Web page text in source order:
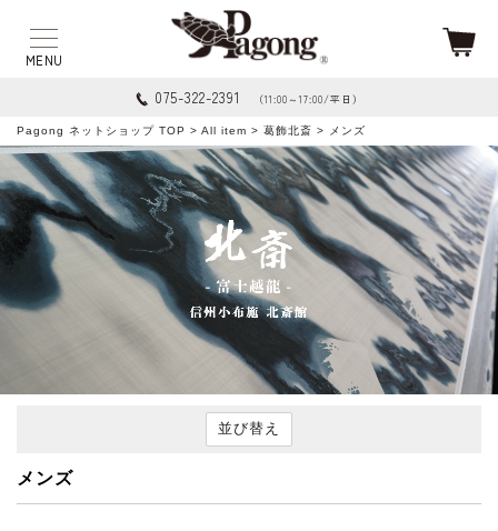
075-322-2391 （11:00～17:00/平日）
Pagong ネットショップ TOP > All item > 葛飾北斎 > メンズ
並び替え
メンズ